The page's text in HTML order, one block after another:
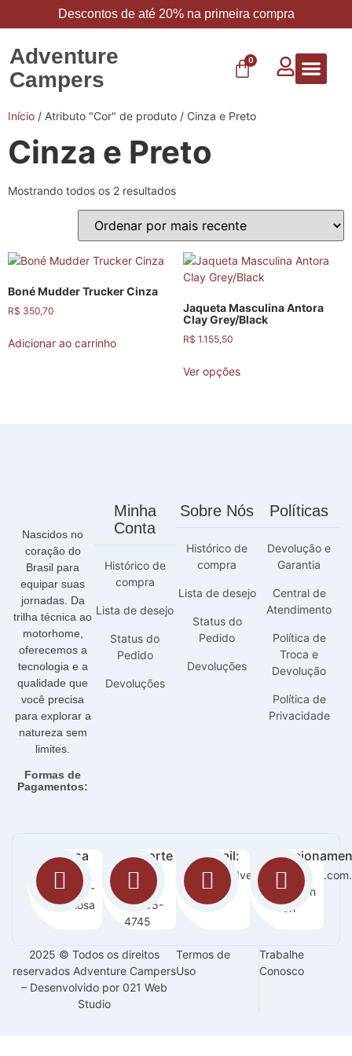
Descontos de até 20% na primeira compra
Adventure
Campers
0
Início / Atributo "Cor" de produto / Cinza e Preto
Cinza e Preto
Mostrando todos os 2 resultados
Boné Mudder Trucker Cinza
R$ 350,70
Adicionar ao carrinho
Jaqueta Masculina Antora
Clay Grey/Black
R$ 1.155,50
Ver opções
Nascidos no
coração do
Brasil para
equipar suas
jornadas. Da
trilha técnica ao
motorhome,
oferecemos a
tecnologia e a
qualidade que
você precisa
para explorar a
natureza sem
limites.
Formas de
Pagamentos:
Minha
Conta
Histórico de
compra
Lista de desejo
Status do
Pedido
Devoluções
Sobre Nós
Histórico de
compra
Lista de desejo
Status do
Pedido
Devoluções
Políticas
Devolução e
Garantia
Central de
Atendimento
Política de
Troca e
Devolução
Política de
Privacidade
Nossa
loja:
Orla 14 -
Graciosa
Suporte
:
63
99255-
4745
E-mail:
Seg -
Sab / 8h
-18h
2025 © Todos os direitos
reservados Adventure Campers
– Desenvolvido por 021 Web
Studio
Termos de
Uso
Trabalhe
Conosco